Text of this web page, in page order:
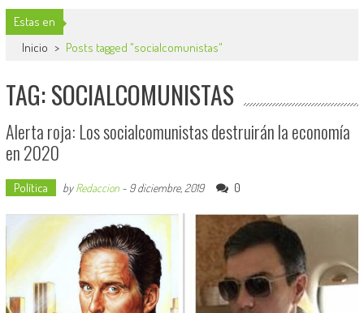
Estas en
Inicio > Posts tagged "socialcomunistas"
TAG: SOCIALCOMUNISTAS
Alerta roja: Los socialcomunistas destruirán la economía
en 2020
Política byRedaccion- 9 diciembre, 2019 0